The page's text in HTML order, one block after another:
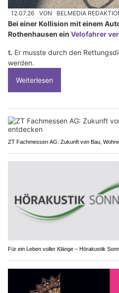
12.07.26 VON BELMEDIA
Bei einer Kollision mit einem
Rothenhausen ein Velofahrer
t. Er musste durch den
werden.
Weiterlesen
ZT Fachmessen AG: Zukunft von Bau,
Für ein Leben voller Klänge – Hörakustik